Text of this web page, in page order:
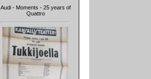
Audi - Moments - 25 years of
Quattro